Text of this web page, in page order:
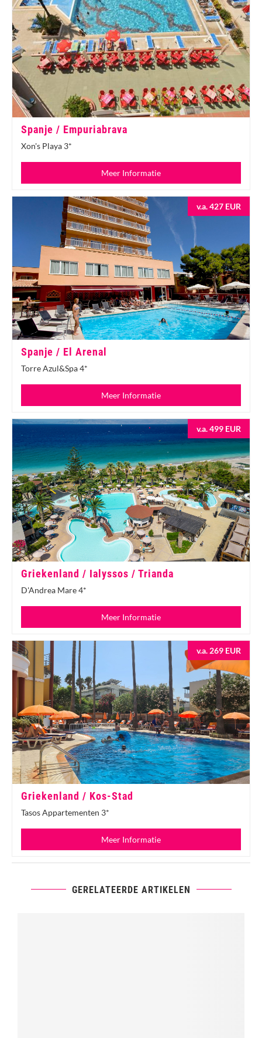
Spanje / Empuriabrava
Xon's Playa 3*
Meer Informatie
v.a. 427 EUR
Spanje / El Arenal
Torre Azul&Spa 4*
Meer Informatie
v.a. 499 EUR
Griekenland / Ialyssos / Trianda
D'Andrea Mare 4*
Meer Informatie
v.a. 269 EUR
Griekenland / Kos-Stad
Tasos Appartementen 3*
Meer Informatie
GERELATEERDE ARTIKELEN